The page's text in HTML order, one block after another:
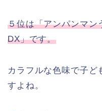
５位は「アンパンマン
DX」です。
カラフルな色味で子ど
すよね。